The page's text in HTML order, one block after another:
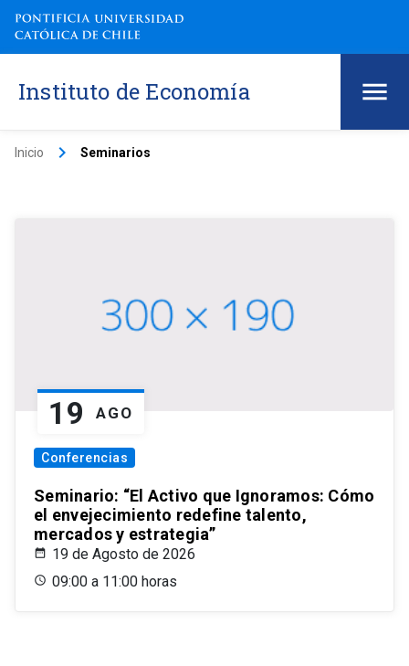
Instituto de Economía
Inicio keyboard_arrow_right Seminarios
19 AGO
Conferencias
Seminario: “El Activo que Ignoramos: Cómo
el envejecimiento redefine talento,
mercados y estrategia”
19 de Agosto de 2026
09:00 a 11:00 horas